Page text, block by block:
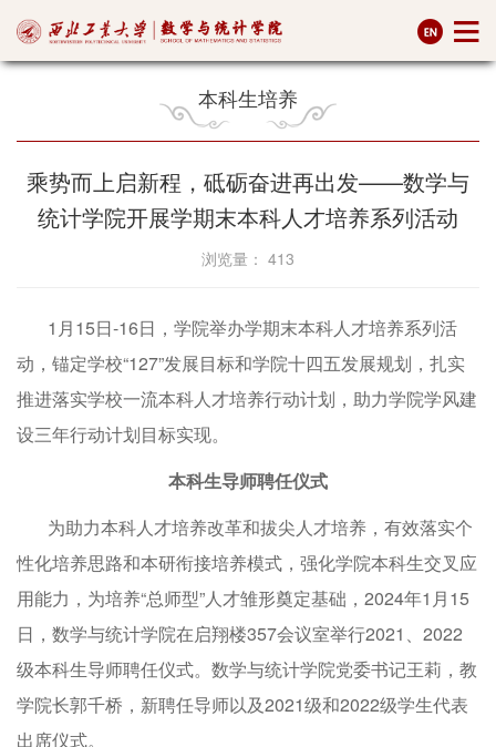
本科生培养
乘势而上启新程，砥砺奋进再出发——数学与
统计学院开展学期末本科人才培养系列活动
浏览量： 413
1月15日-16日，学院举办学期末本科人才培养系列活
动，锚定学校“127”发展目标和学院十四五发展规划，扎实
推进落实学校一流本科人才培养行动计划，助力学院学风建
设三年行动计划目标实现。
本科生导师聘任仪式
为助力本科人才培养改革和拔尖人才培养，有效落实个
性化培养思路和本研衔接培养模式，强化学院本科生交叉应
用能力，为培养“总师型”人才雏形奠定基础，2024年1月15
日，数学与统计学院在启翔楼357会议室举行2021、2022
级本科生导师聘任仪式。数学与统计学院党委书记王莉，教
学院长郭千桥，新聘任导师以及2021级和2022级学生代表
出席仪式。